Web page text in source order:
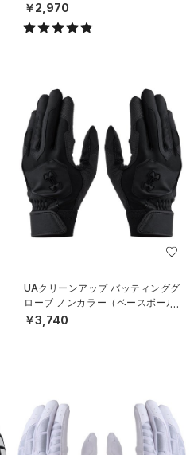
￥2,970
UAクリーンアップ バッティンググ
ローブ ノンカラー（ベースボール/
MEN）
￥3,740